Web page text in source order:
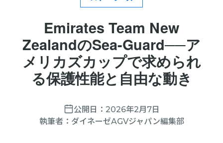
Emirates Team New
ZealandのSea-Guard──ア
メリカズカップで求められ
る保護性能と自由な動き
公開日： 2026年2月7日
執筆者： ダイネーゼAGVジャパン編集部